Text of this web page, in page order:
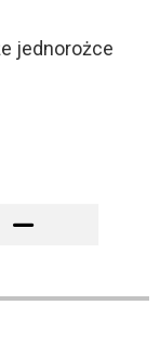
jednorożce